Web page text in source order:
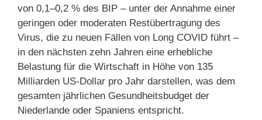
von 0,1–0,2 % des BIP – unter der Annahme einer
geringen oder moderaten Restübertragung des
Virus, die zu neuen Fällen von Long COVID führt –
in den nächsten zehn Jahren eine erhebliche
Belastung für die Wirtschaft in Höhe von 135
Milliarden US-Dollar pro Jahr darstellen, was dem
gesamten jährlichen Gesundheitsbudget der
Niederlande oder Spaniens entspricht.